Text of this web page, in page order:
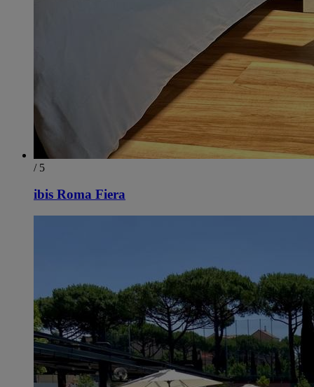
/ 5
ibis Roma Fiera